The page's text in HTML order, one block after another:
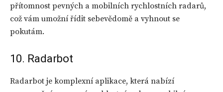
přítomnost pevných a mobilních rychlostních radarů,
což vám umožní řídit sebevědomě a vyhnout se
pokutám.
10. Radarbot
Radarbot je komplexní aplikace, která nabízí